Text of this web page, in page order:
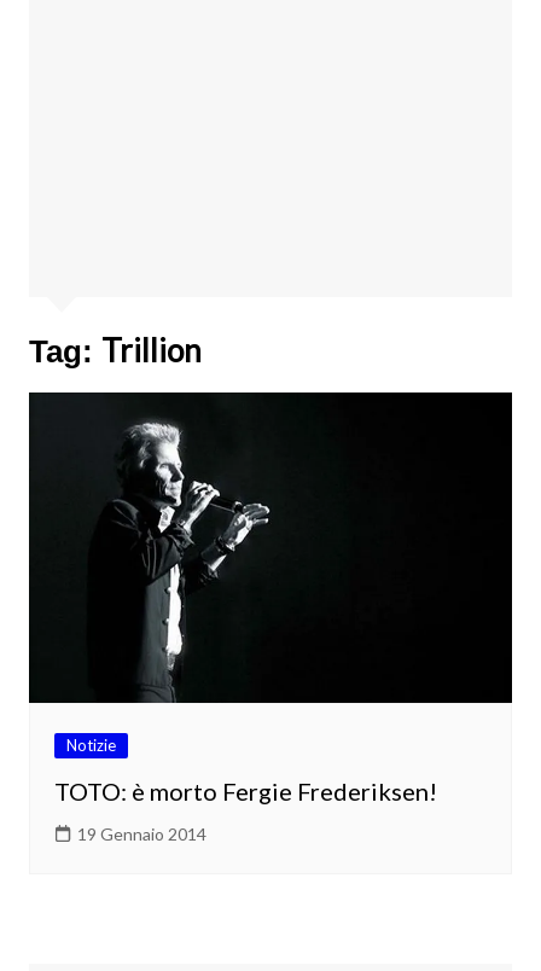
Tag: Trillion
Notizie
TOTO: è morto Fergie Frederiksen!
19 Gennaio 2014